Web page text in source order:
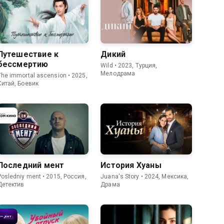
7.3
к
immortal ascension • 2025,
Боевик
8.3 6.9
Дикий
Wild • 2023, Турция,
Мелодрама
7.8 4.7
мент
ment • 2015, Россия,
8.2
История Хуаны
Juana's Story • 2024, Мексика,
Драма